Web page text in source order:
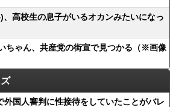
、高校生の息子がいるオカンみたいになっ
ゃん、共産党の街宣で見つかる（※画像
外国人審判に性接待をしていたことがバレ